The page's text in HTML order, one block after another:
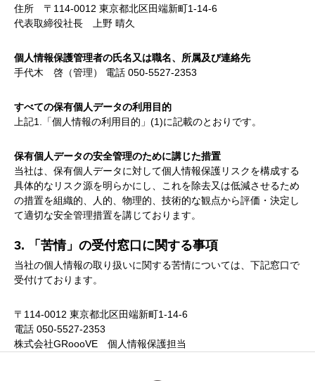
住所 〒114-0012 東京都北区田端新町1-14-6
代表取締役社長 上野 晴久
個人情報保護管理者の氏名又は職名、所属及び連絡先
手代木 啓（管理） 電話 050-5527-2353
すべての保有個人データの利用目的
上記1.「個人情報の利用目的」(1)に記載のとおりです。
保有個人データの安全管理のために講じた措置
当社は、保有個人データに対して個人情報保護リスクを構成する
具体的なリスク源を明らかにし、これを除去又は低減させるため
の措置を組織的、人的、物理的、技術的な観点から評価・決定し
て適切な安全管理措置を講じております。
3. 「苦情」の受付窓口に関する事項
当社の個人情報の取り扱いに関する苦情については、下記窓口で
受付けております。
〒114-0012 東京都北区田端新町1-14-6
電話 050-5527-2353
株式会社GRoooVE 個人情報保護担当